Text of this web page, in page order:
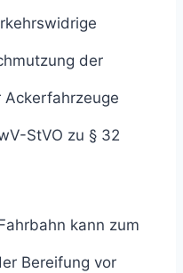
der
Ackerfahrzeuge
StVO zu § 32
kann zum
Bereifung vor